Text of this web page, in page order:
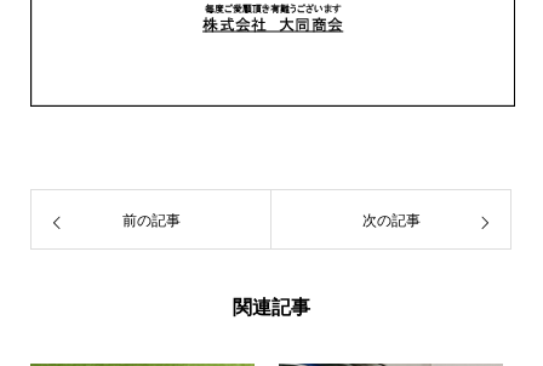
前の記事 次の記事
関連記事